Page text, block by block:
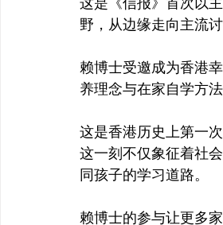
野，从边缘走向主流讨
赖博士受邀成为香港
养理念与在家自学方法
这是香港历史上第一
这一刻不仅象征着社
同孩子的学习道路。
赖博士的参与让更多